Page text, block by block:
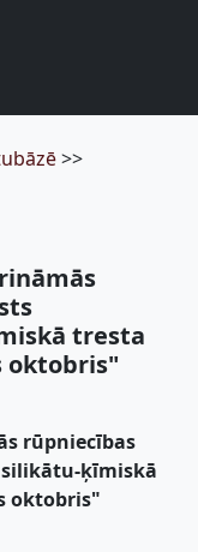
>>
tresta
oktobris"
rūpniecības
ķīmiskā
oktobris"